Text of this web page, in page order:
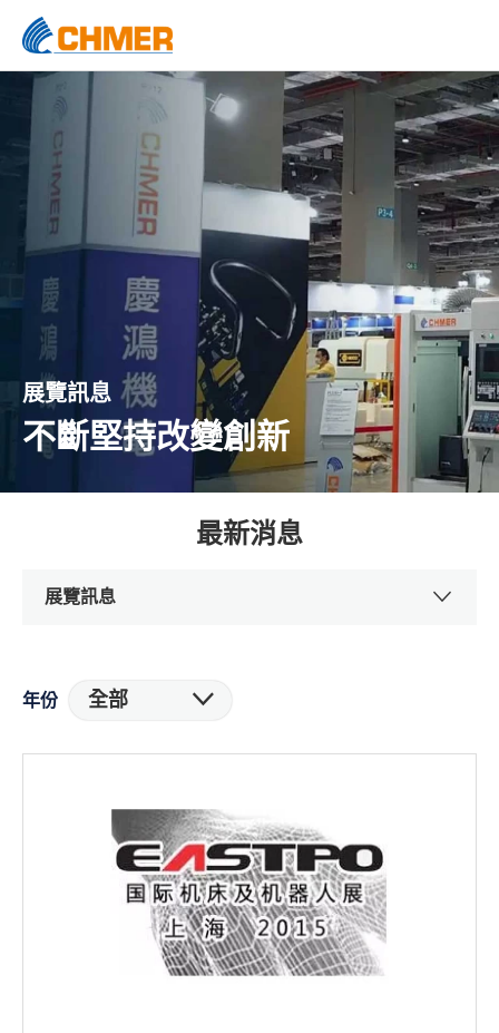
展覽訊息
不斷堅持改變創新
最新消息
展覽訊息
年份 全部